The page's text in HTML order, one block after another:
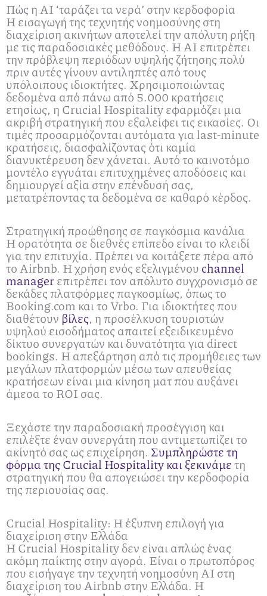
Πώς η AI ‘ταράζει τα νερά’ στην κερδοφορία
Η εισαγωγή της τεχνητής νοημοσύνης στη
διαχείριση ακινήτων αποτελεί την απόλυτη ρήξη
με τις παραδοσιακές μεθόδους. Η AI επιτρέπει
την πρόβλεψη περιόδων υψηλής ζήτησης πολύ
πριν αυτές γίνουν αντιληπτές από τους
υπόλοιπους ιδιοκτήτες. Χρησιμοποιώντας
δεδομένα από πάνω από 5.000 κρατήσεις
ετησίως, η Crucial Hospitality εφαρμόζει μια
ακριβή στρατηγική που εξαλείφει τις εικασίες. Οι
τιμές προσαρμόζονται αυτόματα για last-minute
κρατήσεις, διασφαλίζοντας ότι καμία
διανυκτέρευση δεν χάνεται. Αυτό το καινοτόμο
μοντέλο εγγυάται επιτυχημένες αποδόσεις και
δημιουργεί αξία στην επένδυσή σας,
μετατρέποντας τα δεδομένα σε καθαρό κέρδος.
Στρατηγική προώθησης σε παγκόσμια κανάλια
Η ορατότητα σε διεθνές επίπεδο είναι το κλειδί
για την επιτυχία. Πρέπει να κοιτάξετε πέρα από
το Airbnb. Η χρήση ενός εξελιγμένου channel
managerεπιτρέπει τον απόλυτο συγχρονισμό σε
δεκάδες πλατφόρμες παγκοσμίως, όπως το
Booking.com και το Vrbo. Για ιδιοκτήτες που
διαθέτουν βίλες, η προσέλκυση τουριστών
υψηλού εισοδήματος απαιτεί εξειδικευμένο
δίκτυο συνεργατών και δυνατότητα για direct
bookings. Η απεξάρτηση από τις προμήθειες των
μεγάλων πλατφορμών μέσω των απευθείας
κρατήσεων είναι μια κίνηση ματ που αυξάνει
άμεσα το ROI σας.
Ξεχάστε την παραδοσιακή προσέγγιση και
επιλέξτε έναν συνεργάτη που αντιμετωπίζει το
ακίνητό σας ως επιχείρηση. Συμπληρώστε τη
φόρμα της Crucial Hospitality και ξεκινάμετη
στρατηγική που θα απογειώσει την κερδοφορία
της περιουσίας σας.
Crucial Hospitality: Η έξυπνη επιλογή για
διαχείριση στην Ελλάδα
Η Crucial Hospitality δεν είναι απλώς ένας
ακόμη παίκτης στην αγορά. Είναι ο πρωτοπόρος
που εισήγαγε την τεχνητή νοημοσύνη ΑΙ στη
διαχείριση του Airbnb στην Ελλάδα. Η